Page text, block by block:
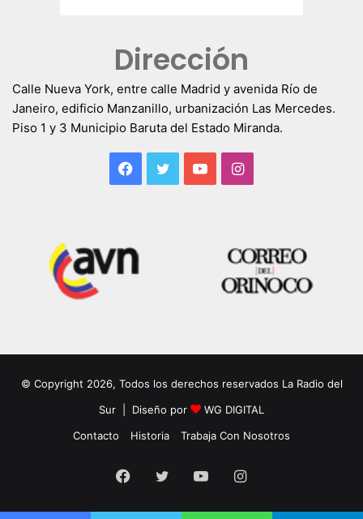
Dirección
Calle Nueva York, entre calle Madrid y avenida Río de
Janeiro, edificio Manzanillo, urbanización Las Mercedes.
Piso 1 y 3 Municipio Baruta del Estado Miranda.
Facebook
TwitterYouTubeInstagram
© Copyright 2026, Todos los derechos reservados La Radio del
Sur | Diseño por
WG DIGITAL
Contacto
Historia Trabaja Con Nosotros
Facebook
TwitterYouTubeInstagram